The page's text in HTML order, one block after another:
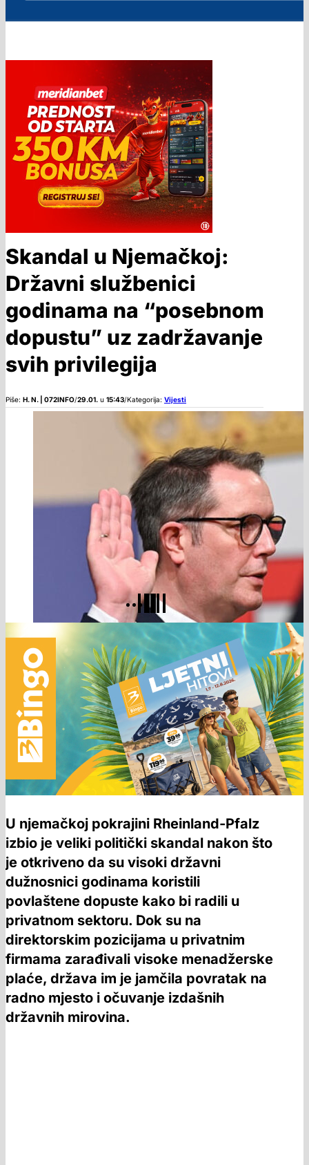
Skandal u Njemačkoj:
Državni službenici
godinama na “posebnom
dopustu” uz zadržavanje
svih privilegija
Piše: H. N. | 072INFO/29.01. u 15:43/Kategorija: Vijesti
U njemačkoj pokrajini Rheinland-Pfalz
izbio je veliki politički skandal nakon što
je otkriveno da su visoki državni
dužnosnici godinama koristili
povlaštene dopuste kako bi radili u
privatnom sektoru. Dok su na
direktorskim pozicijama u privatnim
firmama zarađivali visoke menadžerske
plaće, država im je jamčila povratak na
radno mjesto i očuvanje izdašnih
državnih mirovina.